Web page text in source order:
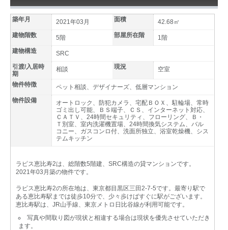
築年月 2021年03月 面積
42.68㎡
建物階数
5階 部屋所在階
1階
建物構造
SRC
引渡/入居時
期
相談 現況 空室
物件特徴
ペット相談、デザイナーズ、低層マンション
物件設備
オートロック、防犯カメラ、宅配ＢＯＸ、駐輪場、常時
ゴミ出し可能、ＢＳ端子、ＣＳ、インターネット対応、
ＣＡＴＶ、24時間セキュリティ、フローリング、Ｂ・
Ｔ別室、室内洗濯機置場、24時間換気システム、バル
コニー、ガスコンロ付、洗面所独立、浴室乾燥機、シス
テムキッチン
ラピス恵比寿2は、総階数5階建、SRC構造の貸マンションです。
2021年03月築の物件です。
ラピス恵比寿2の所在地は、東京都目黒区三田2-7-5です。最寄り駅で
ある恵比寿駅までは徒歩10分で、少々歩けばすぐに駅がございます。
恵比寿駅は、JR山手線、東京メトロ日比谷線が利用可能です。
写真や間取り図が現状と相違する場合は現状を優先させていただき
ます。